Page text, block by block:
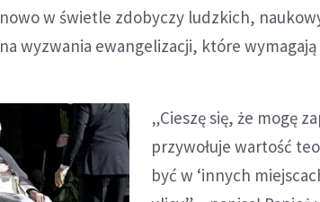
nowo w świetle zdobyczy ludzkich,
na wyzwania ewangelizacji, które
„Cieszę się, że mogę
przywołuje wartość
być w ‘innych